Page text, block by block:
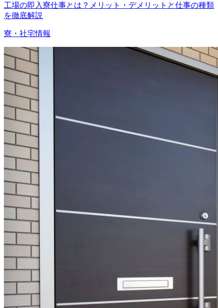
工場の即入寮仕事とは？メリット・デメリットと仕事の種類
を徹底解説
寮・社宅情報